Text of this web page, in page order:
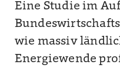
Eine Studie im
wie massiv
Energiewende